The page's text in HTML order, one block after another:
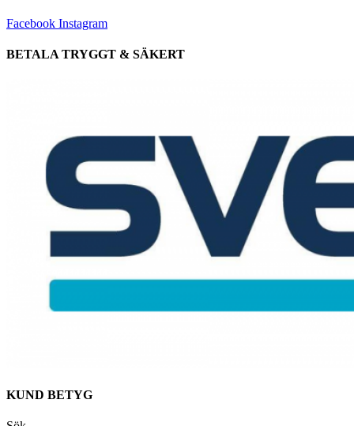
Facebook Instagram
BETALA TRYGGT & SÄKERT
KUND BETYG